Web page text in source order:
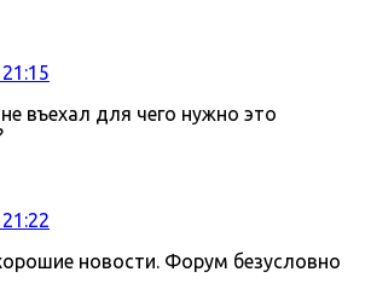
въехал для чего нужно это
новости. Форум безусловно